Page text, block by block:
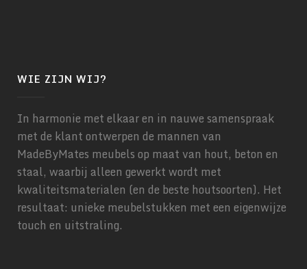
WIE ZIJN WIJ?
In harmonie met elkaar en in nauwe samenspraak
met de klant ontwerpen de mannen van
MadeByMates meubels op maat van hout, beton en
staal, waarbij alleen gewerkt wordt met
kwaliteitsmaterialen (en de beste houtsoorten). Het
resultaat: unieke meubelstukken met een eigenwijze
touch en uitstraling.